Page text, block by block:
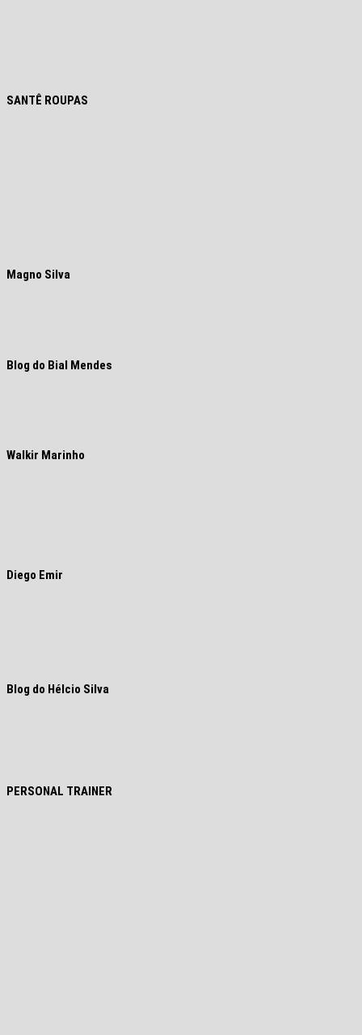
SANTÊ ROUPAS
Magno Silva
Blog do Bial Mendes
Walkir Marinho
Diego Emir
Blog do Hélcio Silva
PERSONAL TRAINER